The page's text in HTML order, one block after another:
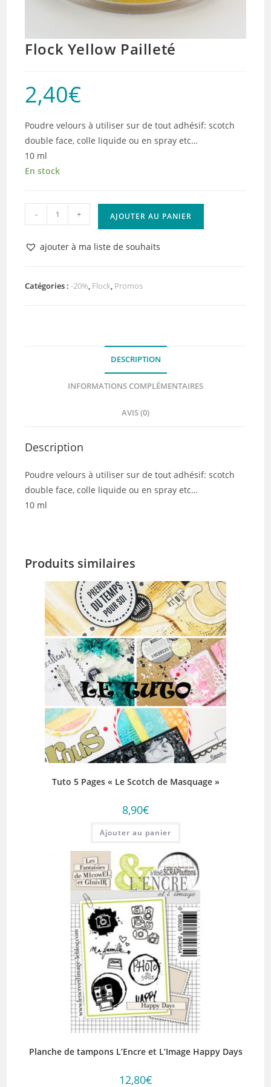
Flock Yellow Pailleté
2,40€
Poudre velours à utiliser sur de tout adhésif: scotch
double face, colle liquide ou en spray etc…
10 ml
En stock
quantité
de
Flock
- + AJOUTER AU PANIER
ajouter à ma liste de souhaits
Catégories :-20%, Flock, Promos
DESCRIPTION
INFORMATIONS COMPLÉMENTAIRES
AVIS (0)
Description
Poudre velours à utiliser sur de tout adhésif: scotch
double face, colle liquide ou en spray etc…
10 ml
Produits similaires
Tuto 5 Pages « Le Scotch de Masquage »
8,90€
Ajouter au panier
Planche de tampons L’Encre et L’Image Happy Days
12,80€